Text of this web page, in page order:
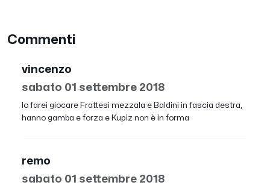
Commenti
vincenzo
sabato 01 settembre 2018
Io farei giocare Frattesi mezzala e Baldini in fascia destra,
hanno gamba e forza e Kupiz non è in forma
remo
sabato 01 settembre 2018